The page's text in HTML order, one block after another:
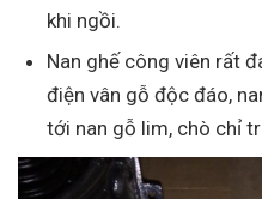
khi ngồi.
Nan ghế công viên rất
điện vân gỗ độc đáo,
tới nan gỗ lim, chò chỉ